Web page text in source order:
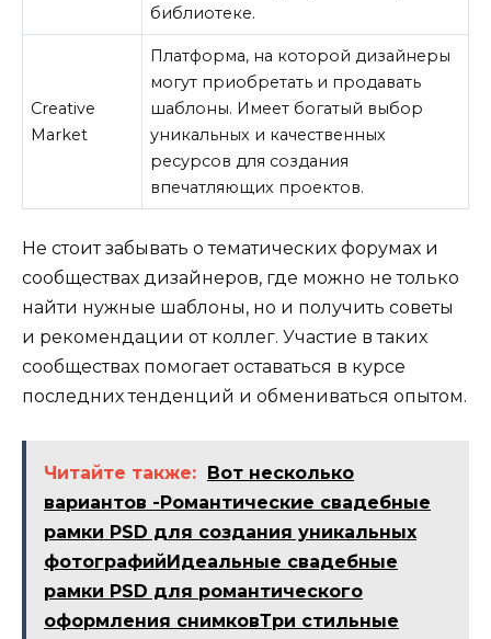
библиотеке.
Creative
Market
Платформа, на которой дизайнеры
могут приобретать и продавать
шаблоны. Имеет богатый выбор
уникальных и качественных
ресурсов для создания
впечатляющих проектов.
Не стоит забывать о тематических форумах и
сообществах дизайнеров, где можно не только
найти нужные шаблоны, но и получить советы
и рекомендации от коллег. Участие в таких
сообществах помогает оставаться в курсе
последних тенденций и обмениваться опытом.
Читайте также: Вот несколько
вариантов -Романтические свадебные
рамки PSD для создания уникальных
фотографийИдеальные свадебные
рамки PSD для романтического
оформления снимковТри стильные